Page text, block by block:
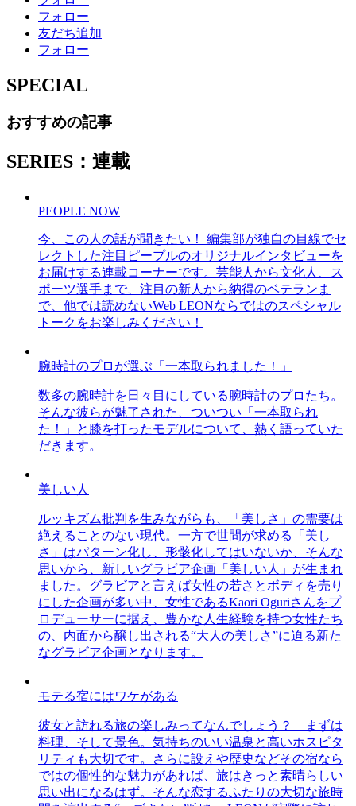
フォロー
友だち追加
フォロー
SPECIAL
おすすめの記事
SERIES：連載
PEOPLE NOW
今、この人の話が聞きたい！ 編集部が独自の目線でセ
レクトした注目ピープルのオリジナルインタビューを
お届けする連載コーナーです。芸能人から文化人、ス
ポーツ選手まで、注目の新人から納得のベテランま
で、他では読めないWeb LEONならではのスペシャル
トークをお楽しみください！
腕時計のプロが選ぶ「一本取られました！」
数多の腕時計を日々目にしている腕時計のプロたち。
そんな彼らが魅了された、ついつい「一本取られ
た！」と膝を打ったモデルについて、熱く語っていた
だきます。
美しい人
ルッキズム批判を生みながらも、「美しさ」の需要は
絶えることのない現代。一方で世間が求める「美し
さ」はパターン化し、形骸化してはいないか、そんな
思いから、新しいグラビア企画「美しい人」が生まれ
ました。グラビアと言えば女性の若さとボディを売り
にした企画が多い中、女性であるKaori Oguriさんをプ
ロデューサーに据え、豊かな人生経験を持つ女性たち
の、内面から醸し出される“大人の美しさ”に迫る新た
なグラビア企画となります。
モテる宿にはワケがある
彼女と訪れる旅の楽しみってなんでしょう？ まずは
料理、そして景色。気持ちのいい温泉と高いホスピタ
リティも大切です。さらに設えや歴史などその宿なら
ではの個性的な魅力があれば、旅はきっと素晴らしい
思い出になるはず。そんな恋するふたりの大切な旅時